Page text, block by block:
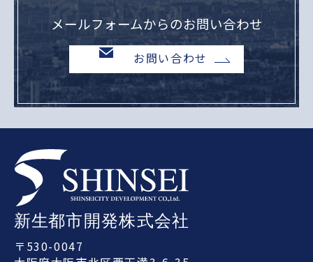
メールフォームからのお問い合わせ
お問い合わせ
〒530-0047